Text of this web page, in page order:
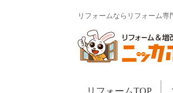
リフォームならリフォーム専
リフォームTOP